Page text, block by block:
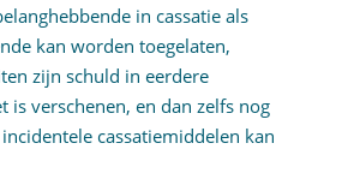
in cassatie als
kan worden toegelaten,
zijn schuld in eerdere
is verschenen, en dan zelfs nog
cassatiemiddelen kan